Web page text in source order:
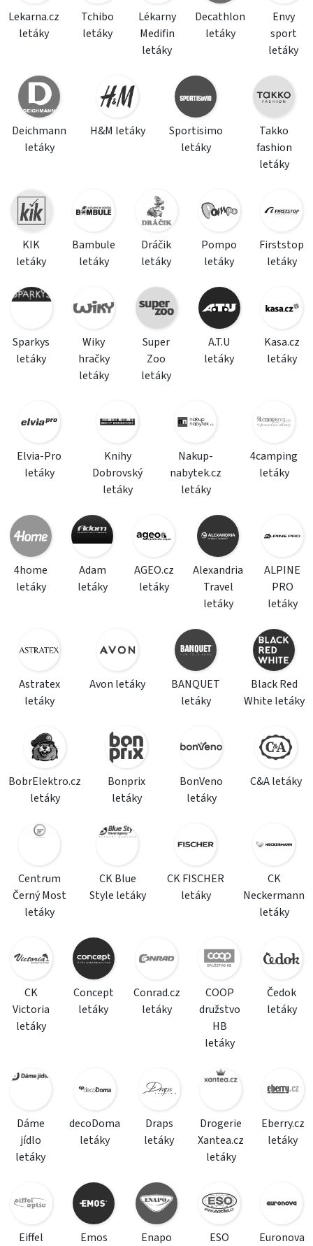
Lekarna.cz
letáky
Tchibo
letáky
Lékarny
Medifin
letáky
Decathlon
letáky
Envy
sport
letáky
Deichmann
letáky
H&M letáky
Sportisimo
letáky
Takko
fashion
letáky
KIK
letáky
Bambule
letáky
Dráčik
letáky
Pompo
letáky
Firststop
letáky
Sparkys
letáky
Wiky
hračky
letáky
Super
Zoo
letáky
A.T.U
letáky
Kasa.cz
letáky
Elvia-Pro
letáky
Knihy
Dobrovský
letáky
Nakup-
nabytek.cz
letáky
4camping
letáky
4home
letáky
Adam
letáky
AGEO.cz
letáky
Alexandria
Travel
letáky
ALPINE
PRO
letáky
Astratex
letáky
Avon letáky
BANQUET
letáky
Black Red
White letáky
BobrElektro.cz
letáky
Bonprix
letáky
BonVeno
letáky
C&A letáky
Centrum
Černý Most
letáky
CK Blue
Style letáky
CK FISCHER
letáky
CK
Neckermann
letáky
CK
Victoria
letáky
Concept
letáky
Conrad.cz
letáky
COOP
družstvo
HB
letáky
Čedok
letáky
Dáme
jídlo
letáky
decoDoma
letáky
Draps
letáky
Drogerie
Xantea.cz
letáky
Eberry.cz
letáky
Eiffel
Emos
Enapo
ESO
Euronova